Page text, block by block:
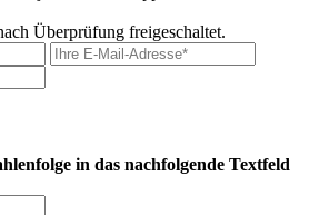
Überprüfung freigeschaltet.
in das nachfolgende Textfeld